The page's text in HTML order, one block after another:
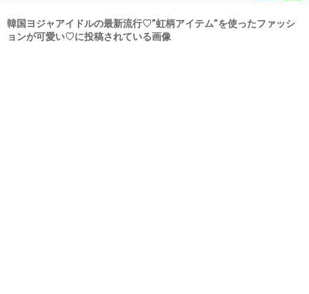
韓国ヨジャアイドルの最新流行♡”虹柄アイテム”を使ったファッシ
ョンが可愛い♡に投稿されている画像